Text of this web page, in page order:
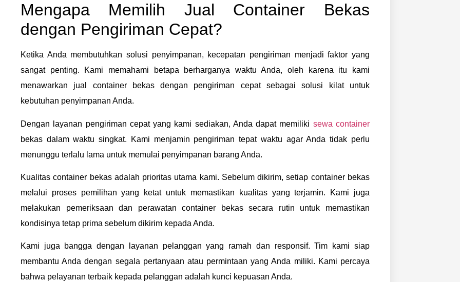
Mengapa Memilih Jual Container Bekas
dengan Pengiriman Cepat?
Ketika Anda membutuhkan solusi penyimpanan, kecepatan pengiriman menjadi faktor yang
sangat penting. Kami memahami betapa berharganya waktu Anda, oleh karena itu kami
menawarkan jual container bekas dengan pengiriman cepat sebagai solusi kilat untuk
kebutuhan penyimpanan Anda.
Dengan layanan pengiriman cepat yang kami sediakan, Anda dapat memiliki sewa container
bekas dalam waktu singkat. Kami menjamin pengiriman tepat waktu agar Anda tidak perlu
menunggu terlalu lama untuk memulai penyimpanan barang Anda.
Kualitas container bekas adalah prioritas utama kami. Sebelum dikirim, setiap container bekas
melalui proses pemilihan yang ketat untuk memastikan kualitas yang terjamin. Kami juga
melakukan pemeriksaan dan perawatan container bekas secara rutin untuk memastikan
kondisinya tetap prima sebelum dikirim kepada Anda.
Kami juga bangga dengan layanan pelanggan yang ramah dan responsif. Tim kami siap
membantu Anda dengan segala pertanyaan atau permintaan yang Anda miliki. Kami percaya
bahwa pelayanan terbaik kepada pelanggan adalah kunci kepuasan Anda.